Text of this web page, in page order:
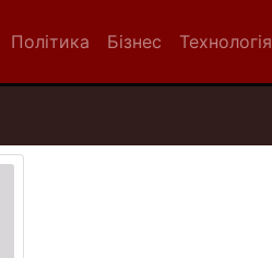
Політика Бізнес Технологія